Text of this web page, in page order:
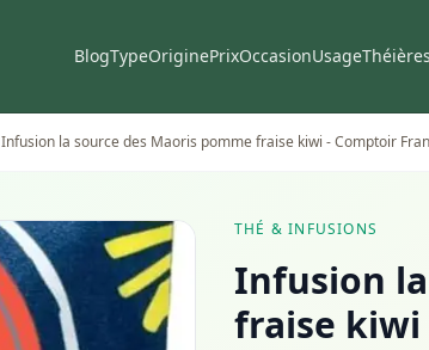
BlogTypeOriginePrixOccasionUsageThéières
Infusion la source des Maoris pomme fraise kiwi - Comptoir
THÉ & INFUSIONS
Infusion
fraise kiwi